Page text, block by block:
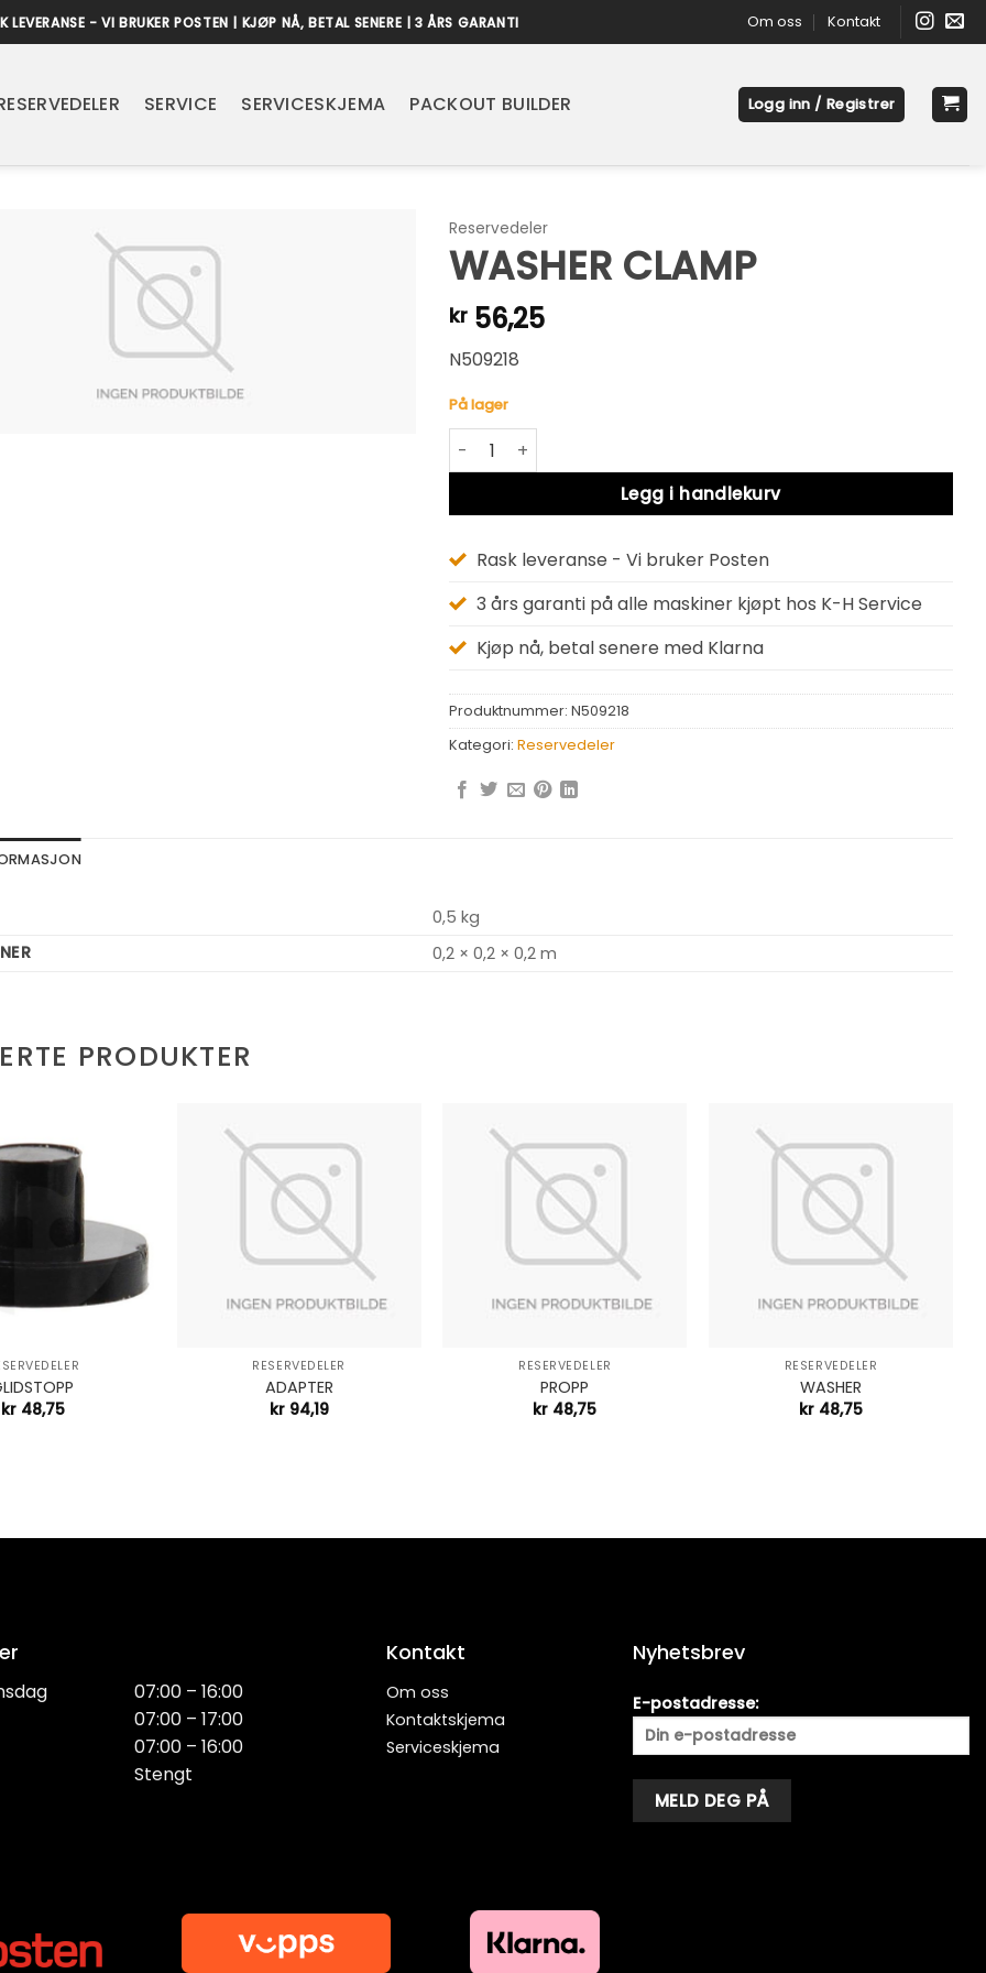
LEVERANSE - VI BRUKER POSTEN | KJØP NÅ, BETAL SENERE | 3 ÅRS GARANTI Om oss Kontakt
SERVICE SERVICESKJEMA PACKOUT BUILDER Logg inn / Registrer
Reservedeler
WASHER CLAMP
kr56,25
N509218
På lager
WASHER CLAMP antall
Legg i handlekurv
Alternative:
Rask leveranse - Vi bruker Posten
3 års garanti på alle maskiner kjøpt hos K-H Service
Kjøp nå, betal senere med Klarna
Produktnummer: N509218
Kategori: Reservedeler
0,5 kg
0,2 × 0,2 × 0,2 m
PRODUKTER
kr48,75
RESERVEDELER
ADAPTER
kr94,19
RESERVEDELER
PROPP
kr 48,75
RESERVEDELER
WASHER
kr 48,75
07:00 – 16:00
07:00 – 17:00
07:00 – 16:00
Stengt
Kontakt
Om oss
Kontaktskjema
Serviceskjema
Nyhetsbrev
E-postadresse: